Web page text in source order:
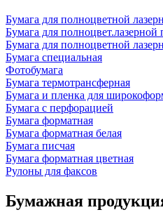
Бумага для полноцветной
Бумага для
Бумага для полноцветной
Бумага специальная
Фотобумага
Бумага термотрансферная
Бумага и пленка для
Бумага с перфорацией
Бумага форматная
Бумага форматная белая
Бумага писчая
Бумага форматная цветная
Рулоны для факсов
Бумажная